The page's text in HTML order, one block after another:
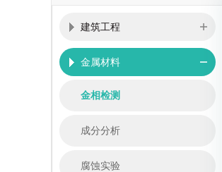
建筑工程
金属材料
金相检测
成分分析
腐蚀实验